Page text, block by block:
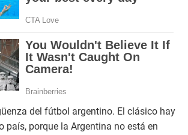
del fútbol argentino. El clásico hay
país, porque la Argentina no está en